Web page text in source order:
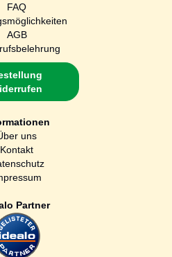
FAQ
AGB
uns
Kontakt
Partner